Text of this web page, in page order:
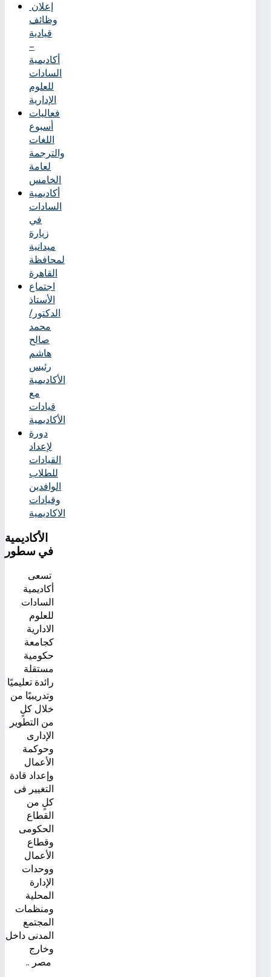
وظائف
قيادية
–
أكاديمية
السادات
للعلوم
الإدارية
فعاليات
أسبوع
اللغات
والترجمة
لعامة
الخامس
أكاديمية
السادات
في
زيارة
ميدانية
لمحافظة
القاهرة
اجتماع
الأستاذ
الدكتور/
محمد
صالح
هاشم
رئيس
الأكاديمية
مع
قيادات
الأكاديمية
دورة
لإعداد
القيادات
للطلاب
الوافدين
وقيادات
الاكاديمية
الأكاديمية
في سطور
تسعى
أكاديمية
السادات
للعلوم
الادارية
كجامعة
حكومية
مستقلة
رائدة تعليميًا
وتدريبيًا من
خلال كلٍ
من التطوير
الإدارى
وحوكمة
الأعمال
وإعداد قادة
التغيير فى
كلٍ من
القطاع
الحكومى
وقطاع
الأعمال
ووحدات
الإدارة
المحلية
ومنظمات
المجتمع
المدنى داخل
وخارج
مصر ..